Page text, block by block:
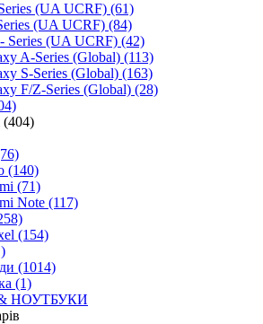
(UA UCRF) (61)
(UA UCRF) (84)
Series (UA UCRF) (42)
A-Series (Global) (113)
S-Series (Global) (163)
F/Z-Series (Global) (28)
(404)
(140)
(71)
Note (117)
(154)
(1014)
(1)
НОУТБУКИ